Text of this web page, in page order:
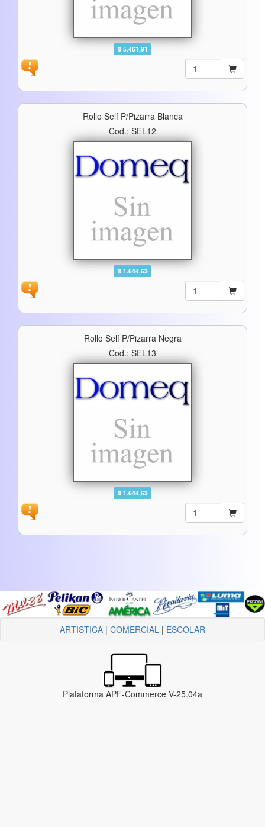
$ 5.461,91
Rollo Self P/pizarra Blanca
Cod.: SEL12
$ 1.644,63
Rollo Self P/pizarra Negra
Cod.: SEL13
$ 1.644,63
ARTISTICA | COMERCIAL | ESCOLAR
Plataforma APF-Commerce V-25.04a